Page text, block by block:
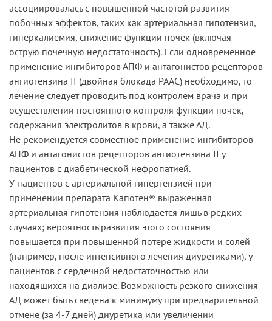
ассоциировалась с повышенной частотой развития
побочных эффектов, таких как артериальная гипотензия,
гиперкалиемия, снижение функции почек (включая
острую почечную недостаточность). Если одновременное
применение ингибиторов АПФ и антагонистов рецепторов
ангиотензина II (двойная блокада РААС) необходимо, то
лечение следует проводить под контролем врача и при
осуществлении постоянного контроля функции почек,
содержания электролитов в крови, а также АД.
Не рекомендуется совместное применение ингибиторов
АПФ и антагонистов рецепторов ангиотензина II у
пациентов с диабетической нефропатией.
У пациентов с артериальной гипертензией при
применении препарата Капотен® выраженная
артериальная гипотензия наблюдается лишь в редких
случаях; вероятность развития этого состояния
повышается при повышенной потере жидкости и солей
(например, после интенсивного лечения диуретиками), у
пациентов с сердечной недостаточностью или
находящихся на диализе. Возможность резкого снижения
АД может быть сведена к минимуму при предварительной
отмене (за 4-7 дней) диуретика или увеличении